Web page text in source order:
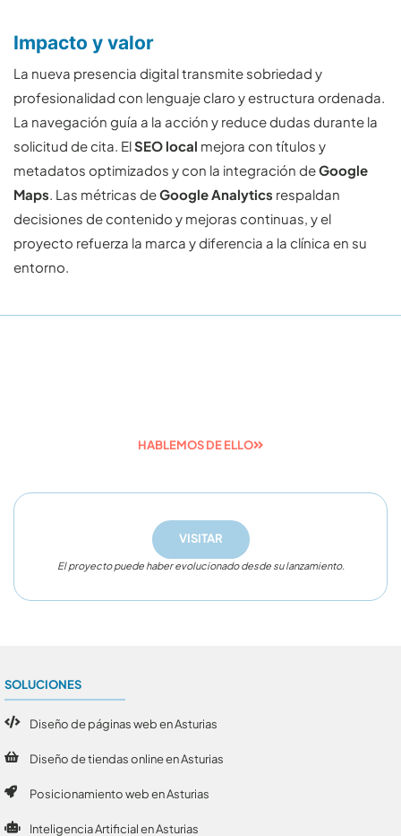
Impacto y valor
La nueva presencia digital transmite sobriedad y
profesionalidad con lenguaje claro y estructura ordenada.
La navegación guía a la acción y reduce dudas durante la
solicitud de cita. ElSEO local mejora con títulos y
metadatos optimizados y con la integración deGoogle
Maps. Las métricas deGoogle Analytics respaldan
decisiones de contenido y mejoras continuas, y el
proyecto refuerza la marca y diferencia a la clínica en su
entorno.
HABLEMOS DE ELLO
VISITAR
El proyecto puede haber evolucionado desde su lanzamiento.
SOLUCIONES
Diseño de páginas web en Asturias
Diseño de tiendas online en Asturias
Posicionamiento web en Asturias
Inteligencia Artificial en Asturias